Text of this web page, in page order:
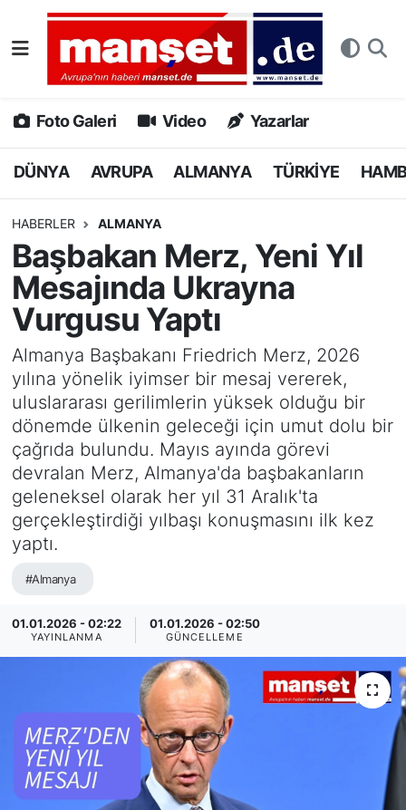
Foto Galeri Video Yazarlar
DÜNYA AVRUPA ALMANYA TÜRKİYE
HABERLER ALMANYA
Başbakan Merz, Yeni Yıl
Mesajında Ukrayna
Vurgusu Yaptı
Almanya Başbakanı Friedrich Merz, 2026
yılına yönelik iyimser bir mesaj vererek,
uluslararası gerilimlerin yüksek olduğu bir
dönemde ülkenin geleceği için umut dolu bir
çağrıda bulundu. Mayıs ayında görevi
devralan Merz, Almanya'da başbakanların
geleneksel olarak her yıl 31 Aralık'ta
gerçekleştirdiği yılbaşı konuşmasını ilk kez
yaptı.
#Almanya
01.01.2026 - 02:22
YAYINLANMA
01.01.2026 - 02:50
GÜNCELLEME
DÜNYA
AVRUPA
ALMANYA
HAMBURG
SPOR
DEUTSCH
EKONOMİ
SİYASET
SAĞLIK
Nöbetçi Eczaneler
Hava Durumu
Namaz Vakitleri
Puan Durumu ve Fikstür
Tüm Manşetler
Son Dakika Haberleri
Haber Arşivi